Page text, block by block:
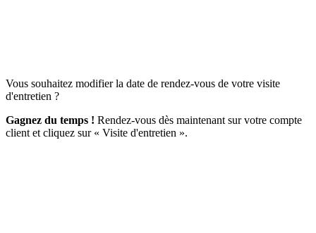
Vous souhaitez modifier la date de rendez-vous de votre visite
d'entretien ?
Gagnez du temps ! Rendez-vous dès maintenant sur votre compte
client et cliquez sur « Visite d'entretien ».